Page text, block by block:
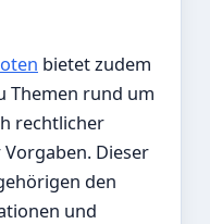
bietet zudem
Themen rund um
rechtlicher
Dieser
den
und